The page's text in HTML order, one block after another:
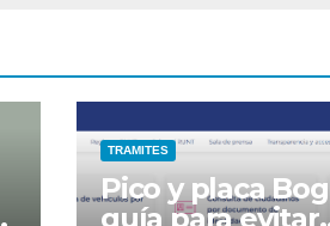
TRAMITES
Pico y placa
guía para evitar